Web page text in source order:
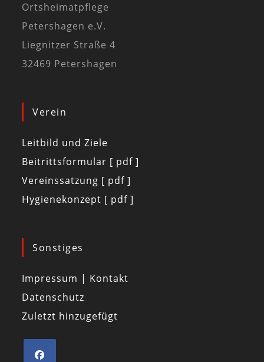
Ortsheimatpflege
Petershagen e.V.
Liegnitzer Straße 4
32469 Petershagen
Verein
Leitbild und Ziele
Beitrittsformular [ pdf ]
Vereinssatzung [ pdf ]
Hygienekonzept [ pdf ]
Sonstiges
Impressum | Kontakt
Datenschutz
Zuletzt hinzugefügt